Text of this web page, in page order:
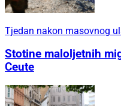
Tjedan nakon masovnog
Stotine maloljetnih
Ceute